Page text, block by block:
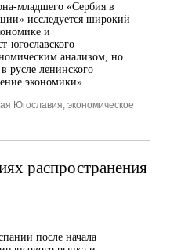
младшего «Сербия в
исследуется широкий
и
югославского
анализом, но
русле ленинского
экономики».
Югославия, экономическое
распространения
после начала